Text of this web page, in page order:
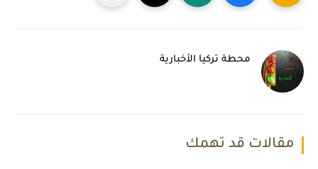
محطة تركيا الأخبارية
مقالات قد تهمك